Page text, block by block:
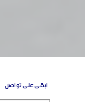
ابقى على تواصل